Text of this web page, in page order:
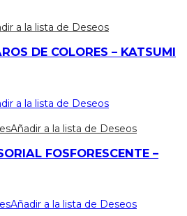
a la lista de Deseos
DE COLORES – KATSUMI
a la lista de Deseos
Añadir a la lista de Deseos
FOSFORESCENTE –
Añadir a la lista de Deseos